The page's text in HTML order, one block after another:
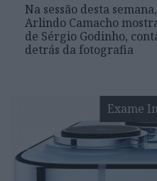
Na sessão desta
Arlindo Camacho
de Sérgio Godinho,
detrás da fotografia
Exame